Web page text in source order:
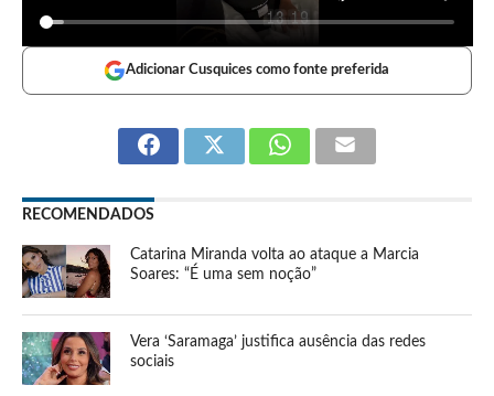
Adicionar Cusquices como fonte preferida
RECOMENDADOS
Catarina Miranda volta ao ataque a Marcia
Soares: “É uma sem noção”
Vera ‘Saramaga’ justifica ausência das redes
sociais